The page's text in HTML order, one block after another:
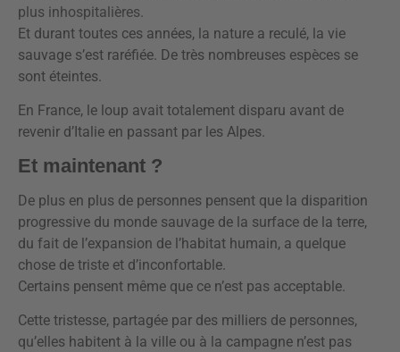
plus inhospitalières.
Et durant toutes ces années, la nature a reculé, la vie
sauvage s’est raréfiée. De très nombreuses espèces se
sont éteintes.
En France, le loup avait totalement disparu avant de
revenir d’Italie en passant par les Alpes.
Et maintenant ?
De plus en plus de personnes pensent que la disparition
progressive du monde sauvage de la surface de la terre,
du fait de l’expansion de l’habitat humain, a quelque
chose de triste et d’inconfortable.
Certains pensent même que ce n’est pas acceptable.
Cette tristesse, partagée par des milliers de personnes,
qu’elles habitent à la ville ou à la campagne n’est pas